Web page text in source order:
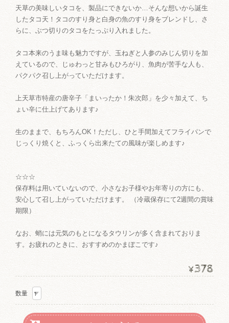
天草の美味しいタコを、製品にできないか…そんな想いから誕生
したタコ天！タコのすり身と白身の魚のすり身をブレンドし、さ
らに、ぶつ切りのタコをたっぷり入れました。
タコ本来のうま味も魅力ですが、玉ねぎと人参のみじん切りを加
えているので、じゅわっと甘みもひろがり、魚肉が苦手な人も、
パクパク召し上がっていただけます。
上天草市特産の唐辛子「まいったか！朱次郎」を少々加えて、ち
ょい辛に仕上げてあります♪
生のままで、もちろんOK！ただし、ひと手間加えてフライパンで
じっくり焼くと、ふっくら出来たての風味が楽しめます♪
☆☆☆
保存料は用いていないので、小さなお子様やお年寄りの方にも、
安心して召し上がっていただけます。 （冷蔵保存にて2週間の賞味
期限）
なお、蛸には元気のもとになるタウリンが多く含まれておりま
す。お疲れのときに、おすすめのかまぼこです♪
¥378
数量